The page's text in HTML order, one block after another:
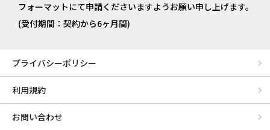
フォーマットにて申請くださいますようお願い申し上げます。
(受付期間：契約から6ヶ月間)
プライバシーポリシー
利用規約
お問い合わせ